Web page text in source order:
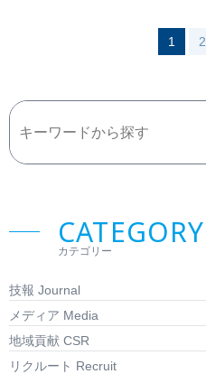
1 2
CATEGORY
カテゴリー
技報 Journal
メディア Media
地域貢献 CSR
リクルート Recruit